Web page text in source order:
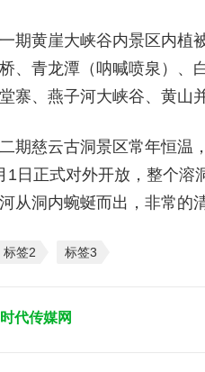
黄崖大峡谷内景区内植被
、青龙潭（呐喊喷泉）、
寨、燕子河大峡谷、黄山
慈云古洞景区常年恒温，
1日正式对外开放，整个溶
从洞内蜿蜒而出，非常的
标签2 标签3
时代传媒网